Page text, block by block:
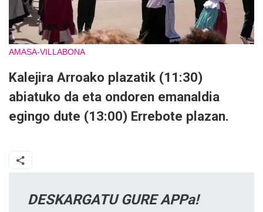
AMASA-VILLABONA
Kalejira Arroako plazatik (11:30)
abiatuko da eta ondoren emanaldia
egingo dute (13:00) Errebote plazan.
DESKARGATU GURE APPa!